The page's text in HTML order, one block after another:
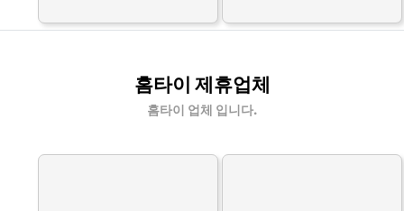
홈타이 제휴업체
홈타이 업체 입니다.